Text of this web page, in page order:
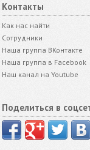
Контакты
Как нас найти
Сотрудники
Наша группа ВКонтакте
Наша группа в Facebook
Наш канал на Youtube
Поделиться в